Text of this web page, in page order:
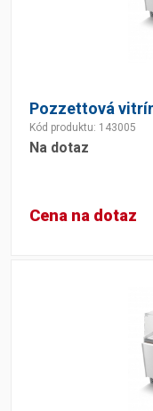
Pozzettová
Kód produktu: 143005
Na dotaz
Cena na dotaz